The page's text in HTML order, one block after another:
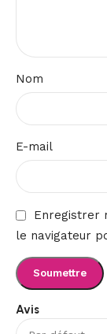
Avis
Nom
E-mail
Enregistrer
le navigateur